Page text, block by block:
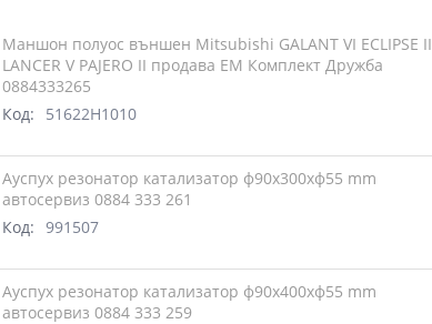
Маншон полуос външен Mitsubishi GALANT VI ECLIPSE II
LANCER V PAJERO II продава ЕМ Комплект Дружба
0884333265
Код:
51622H1010
Ауспух резонатор катализатор ф90х300хф55 mm
автосервиз 0884 333 261
Код: 991507
Ауспух резонатор катализатор ф90х400хф55 mm
автосервиз 0884 333 259